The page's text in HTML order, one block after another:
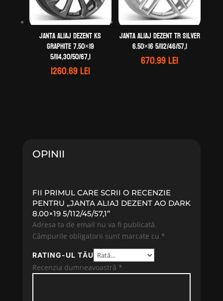
Janta aliaj DEZENT KS
graphite 7.50×19
5/114,30/50/67,1
1260.69lei
Janta aliaj DEZENT TR silver
6.50×16 5/112/46/57,1
670.99lei
OPINII
FII PRIMUL CARE SCRII O RECENZIE
PENTRU „JANTA ALIAJ DEZENT AO DARK
8.00×19 5/112/45/57,1”
Adresa ta de email nu va fi publicată.
Câmpurile obligatorii sunt marcate cu *
RATING-UL TĂU
Recenzia dumneavoastră *